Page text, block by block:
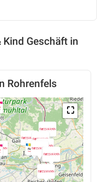
Kind Geschäft in
Rohrenfels
⛶